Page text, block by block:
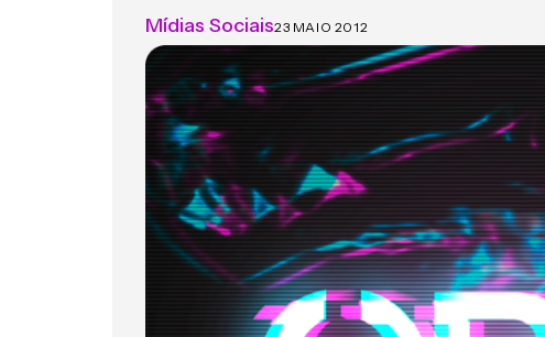
Mídias Sociais23 MAIO 2012